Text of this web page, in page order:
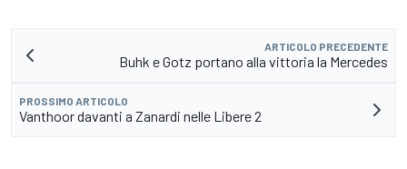
ARTICOLO PRECEDENTE
Buhk e Gotz portano alla vittoria la Mercedes
PROSSIMO ARTICOLO
Vanthoor davanti a Zanardi nelle Libere 2